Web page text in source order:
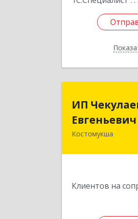
ИП
Евгеньевич
Костомукша
Клиентов на
ИП